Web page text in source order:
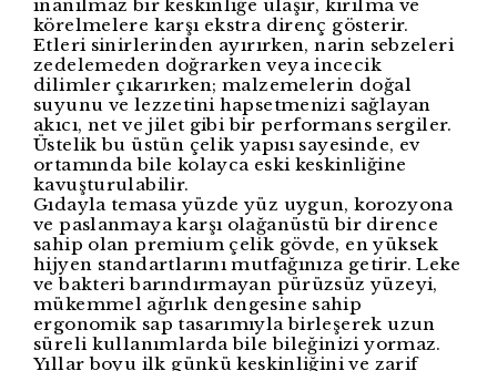
inanılmaz bir keskinliğe ulaşır, kırılma ve
körelmelere karşı ekstra direnç gösterir.
Etleri sinirlerinden ayırırken, narin sebzeleri
zedelemeden doğrarken veya incecik
dilimler çıkarırken; malzemelerin doğal
suyunu ve lezzetini hapsetmenizi sağlayan
akıcı, net ve jilet gibi bir performans sergiler.
Üstelik bu üstün çelik yapısı sayesinde, ev
ortamında bile kolayca eski keskinliğine
kavuşturulabilir.
Gıdayla temasa yüzde yüz uygun, korozyona
ve paslanmaya karşı olağanüstü bir dirence
sahip olan premium çelik gövde, en yüksek
hijyen standartlarını mutfağınıza getirir. Leke
ve bakteri barındırmayan pürüzsüz yüzeyi,
mükemmel ağırlık dengesine sahip
ergonomik sap tasarımıyla birleşerek uzun
süreli kullanımlarda bile bileğinizi yormaz.
Yıllar boyu ilk günkü keskinliğini ve zarif